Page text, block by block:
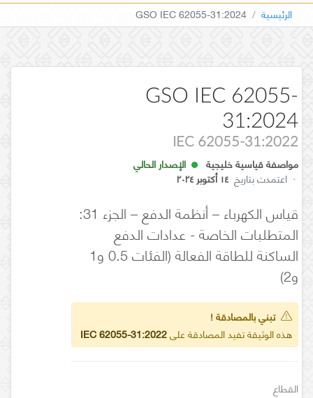
الرئيسية GSO IEC 62055-31:2024
GSO IEC 62055-
31:2024
IEC 62055-31:2022
مواصفة قياسية خليجية
الإصدار الحالي
· اعتمدت بتاريخ ١٤ أكتوبر ٢٠٢٤
قياس الكهرباء – أنظمة الدفع – الجزء 31:
المتطلبات الخاصة - عدادات الدفع
الساكنة للطاقة الفعالة (الفئات 0.5 و1
و2)
تبني بالمصادقة !
هذه الوثيقة تفيد المصادقة علىIEC 62055-31:2022
القطاع